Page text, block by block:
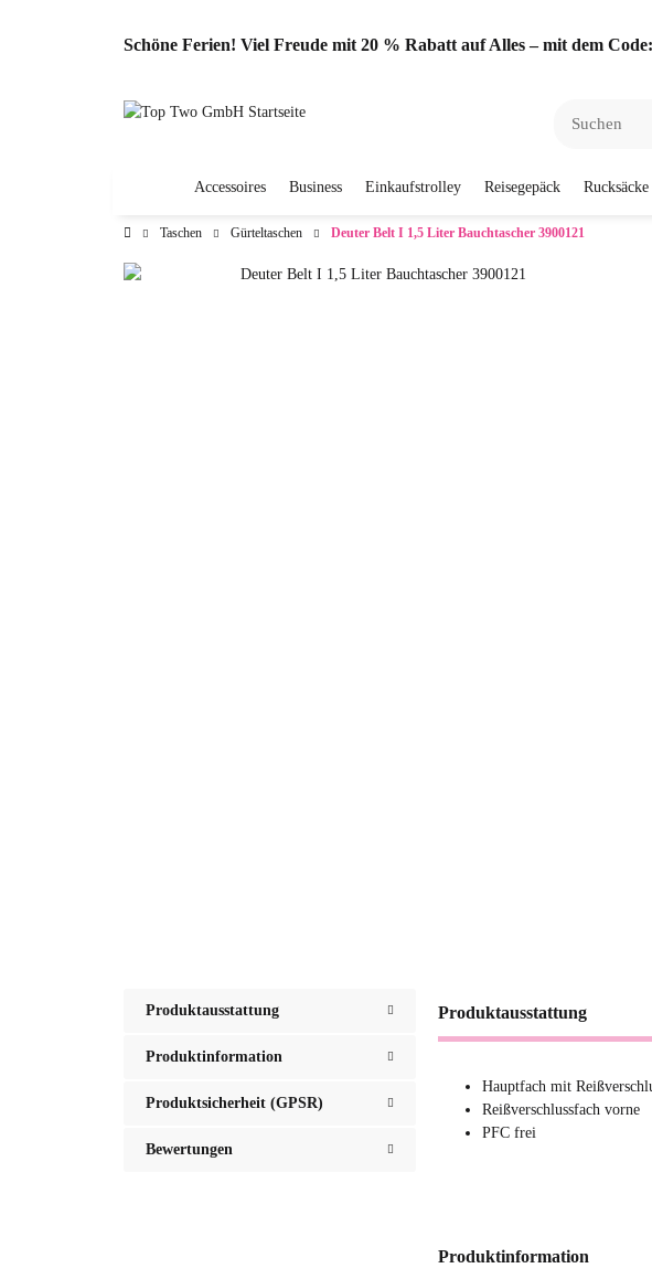
Schöne Ferien! Viel Freude mit 20 % Rabatt auf Alles – mit dem
Accessoires Business Einkaufstrolley Reisegepäck Rucksäcke
Taschen Gürteltaschen Deuter Belt I 1,5 Liter Bauchtascher 3900121
Produktausstattung
Produktinformation
Produktsicherheit (GPSR)
Bewertungen
Produktausstattung
Hauptfach mit
Reißverschlussfach vorne
PFC frei
Produktinformation